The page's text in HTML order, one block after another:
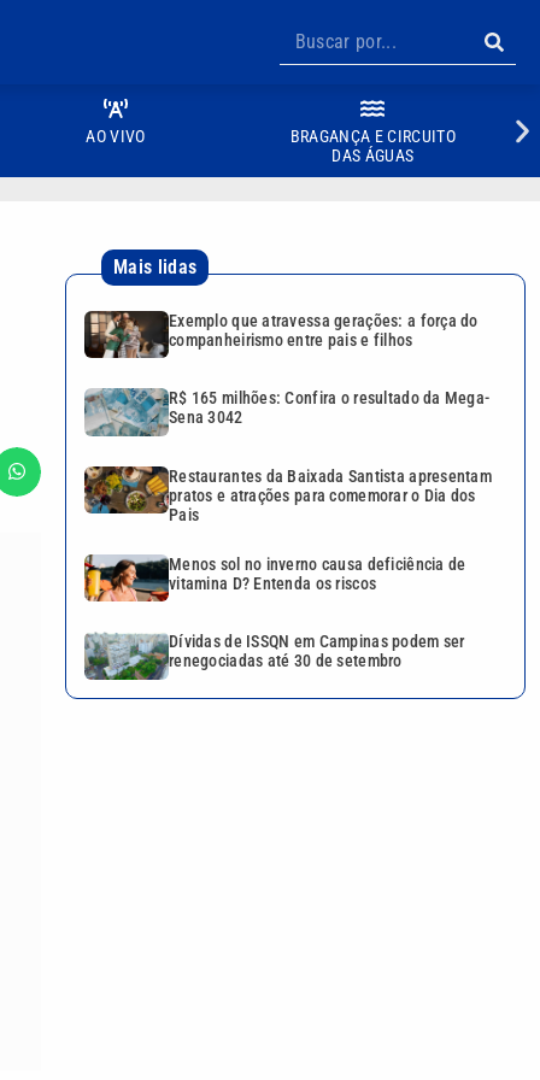
AO VIVO
BRAGANÇA E CIRCUITO
DAS ÁGUAS
Mais lidas
Exemplo que atravessa gerações: a força do
companheirismo entre pais e filhos
R$ 165 milhões: Confira o resultado da Mega-
Sena 3042
Restaurantes da Baixada Santista apresentam
pratos e atrações para comemorar o Dia dos
Pais
Menos sol no inverno causa deficiência de
vitamina D? Entenda os riscos
Dívidas de ISSQN em Campinas podem ser
renegociadas até 30 de setembro